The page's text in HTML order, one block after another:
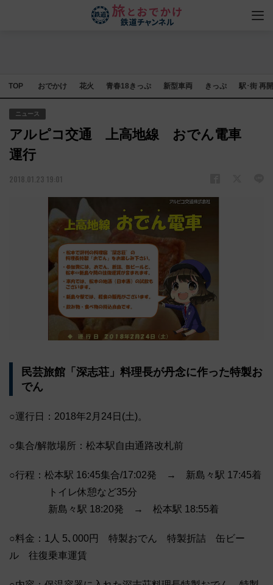
TOP おでかけ 花火 青春18きっぷ 新型車両 きっぷ 駅･街 再
ニュース
アルピコ交通 上高地線 おでん電車
運行
2018.01.23 19:01
民芸旅館「深志荘」料理長が丹念に作った特製お
でん
○運行日：2018年2月24日(土)。
○集合/解散場所：松本駅自由通路改札前
○行程：松本駅 16:45集合/17:02発 → 新島々駅 17:45着
トイレ休憩など35分
新島々駅 18:20発 → 松本駅 18:55着
○料金：1人 5､000円 特製おでん 特製折詰 缶ビー
ル 往復乗車運賃